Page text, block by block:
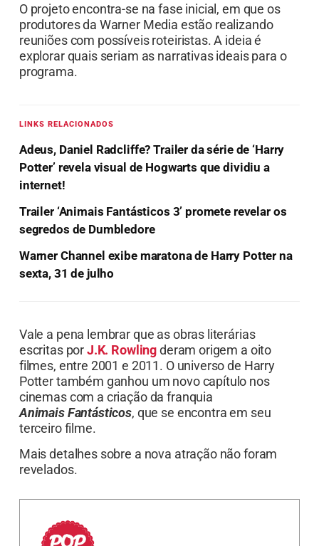
O projeto encontra-se na fase inicial, em que os
produtores da Warner Media estão realizando
reuniões com possíveis roteiristas. A ideia é
explorar quais seriam as narrativas ideais para o
programa.
LINKS RELACIONADOS
Adeus, Daniel Radcliffe? Trailer da série de ‘Harry
Potter’ revela visual de Hogwarts que dividiu a
internet!
Trailer ‘Animais Fantásticos 3’ promete revelar os
segredos de Dumbledore
Warner Channel exibe maratona de Harry Potter na
sexta, 31 de julho
Vale a pena lembrar que as obras literárias
escritas porJ.K. Rowlingderam origem a oito
filmes, entre 2001 e 2011. O universo de Harry
Potter também ganhou um novo capítulo nos
cinemas com a criação da franquia
Animais Fantásticos, que se encontra em seu
terceiro filme.
Mais detalhes sobre a nova atração não foram
revelados.